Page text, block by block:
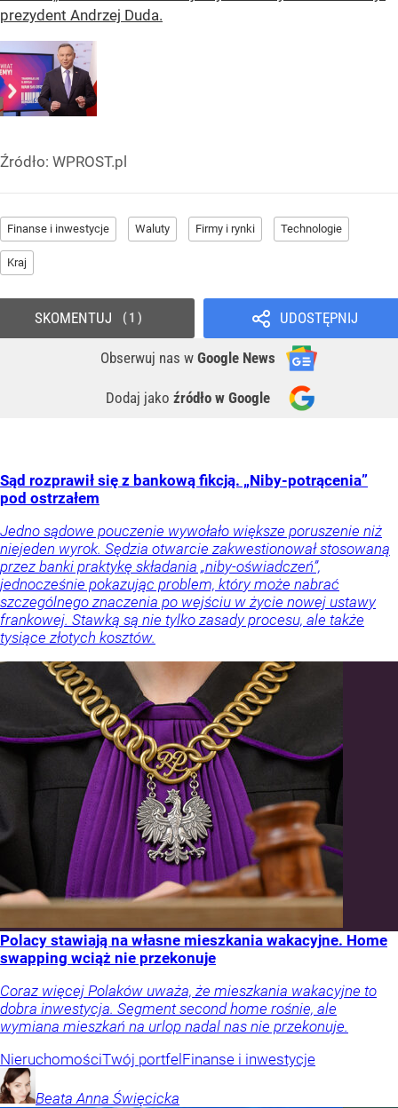
prezydent Andrzej Duda.
Źródło: WPROST.pl
Finanse i inwestycje Waluty Firmy i rynki Technologie
Kraj
UDOSTĘPNIJ
Obserwuj nas w Google News
Dodaj jako źródło w Google
SKOMENTUJ 1
Sąd rozprawił się z bankową fikcją. „Niby-potrącenia”
pod ostrzałem
Jedno sądowe pouczenie wywołało większe poruszenie niż
niejeden wyrok. Sędzia otwarcie zakwestionował stosowaną
przez banki praktykę składania „niby-oświadczeń”,
jednocześnie pokazując problem, który może nabrać
szczególnego znaczenia po wejściu w życie nowej ustawy
frankowej. Stawką są nie tylko zasady procesu, ale także
tysiące złotych kosztów.
Polacy stawiają na własne mieszkania wakacyjne. Home
swapping wciąż nie przekonuje
Coraz więcej Polaków uważa, że mieszkania wakacyjne to
dobra inwestycja. Segment second home rośnie, ale
wymiana mieszkań na urlop nadal nas nie przekonuje.
NieruchomościTwój portfelFinanse i inwestycje
Beata Anna Święcicka